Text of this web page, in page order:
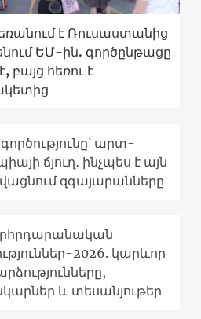
է Ռուսաստանից
ԵՄ-ին. գործընթացը
բայց հեռու է
արտ-
ճյուղ․ ինչպես է այն
զգայարանները
2026. կարևոր
և տեսանյութեր